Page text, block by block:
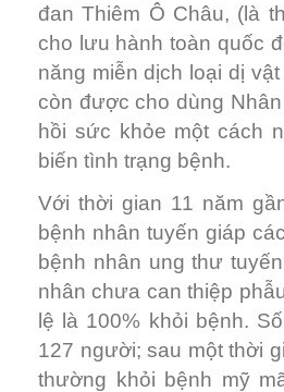
đan Thiêm Ô Châu, (là
cho lưu hành toàn quốc
năng miễn dịch loại dị
còn được cho dùng
hồi sức khỏe một cách
biến tình trạng bệnh.
Với thời gian 11 năm
bệnh nhân tuyến giáp
bệnh nhân ung thư
nhân chưa can thiệp
lệ là 100% khỏi bệnh.
127 người; sau một thời
thường khỏi bệnh mỹ